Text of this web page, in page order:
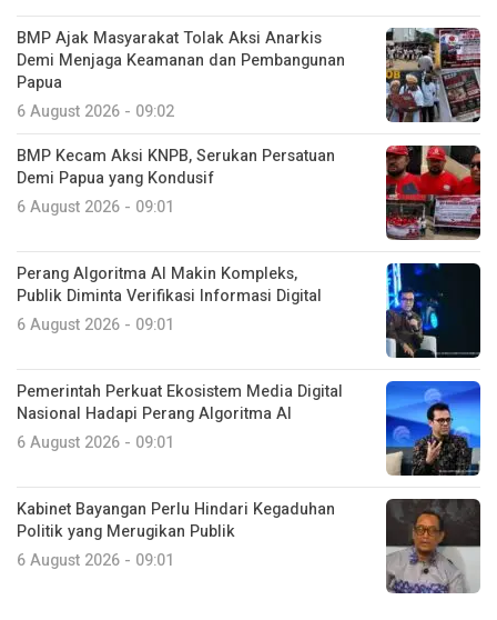
BMP Ajak Masyarakat Tolak Aksi Anarkis
Demi Menjaga Keamanan dan Pembangunan
Papua
6 August 2026 - 09:02
BMP Kecam Aksi KNPB, Serukan Persatuan
Demi Papua yang Kondusif
6 August 2026 - 09:01
Perang Algoritma AI Makin Kompleks,
Publik Diminta Verifikasi Informasi Digital
6 August 2026 - 09:01
Pemerintah Perkuat Ekosistem Media Digital
Nasional Hadapi Perang Algoritma AI
6 August 2026 - 09:01
Kabinet Bayangan Perlu Hindari Kegaduhan
Politik yang Merugikan Publik
6 August 2026 - 09:01